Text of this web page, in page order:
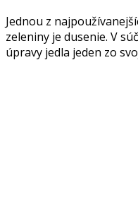
Jednou z
zeleniny je dusenie. V
úpravy jedla jeden zo